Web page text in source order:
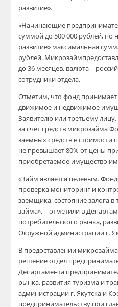
развитие».
«Начинающие
суммой до 500 000 рублей, по
развитие» максимальная
рублей. Микрозайм
до 36 месяцев, валюта –
сотрудники отдела.
Отметим, что фонд принимает
движимое и недвижимое
Заявителю или третьему
за счет средств микрозайма
заемных средств в
не превышает 80% от цены
приобретаемое имущество
«Займ является целевым.
проверка мониторинг и
заемщика, состояние залога в
займа»,– отметили в
потребительского рынка,
Окружной администрации г.
В предоставлении микрозайма
решение отдел
Департамента
рынка, развития туризма и
администрации г. Якутска и
предпринимательству при